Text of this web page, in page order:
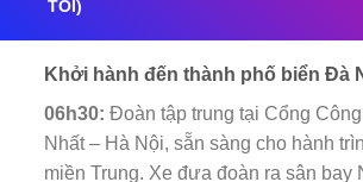
TỐI)
Khởi hành đến thành phố biển Đà
06h30: Đoàn tập trung tại Cổng
Nhất – Hà Nội, sẵn sàng cho hành
miền Trung. Xe đưa đoàn ra sân bay